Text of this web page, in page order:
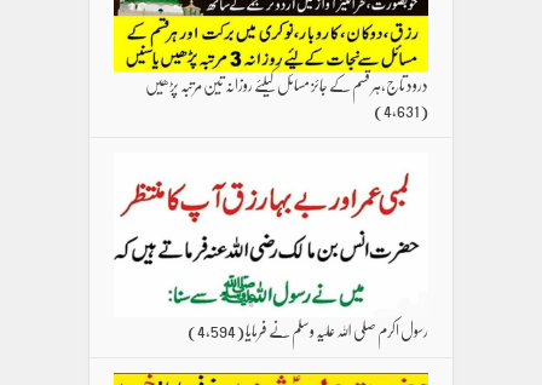
درود تاج،ہر قسم کے جائز مسائل کیلئے روزانہ تین مرتبہ پڑھیں
(4,631)
رسول اکرم صلی اللہ علیہ وسلم نے فرمایا(4,594)